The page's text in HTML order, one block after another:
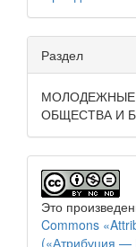
Раздел
МОЛОДЕЖНЫЕ
ОБЩЕСТВА И
Это
Commons
(«Атрибуция —